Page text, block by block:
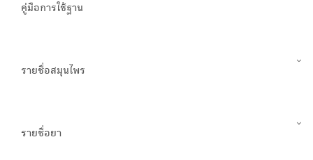
คู่มือการใช้ฐาน
รายชื่อสมุนไพร
รายชื่อยา